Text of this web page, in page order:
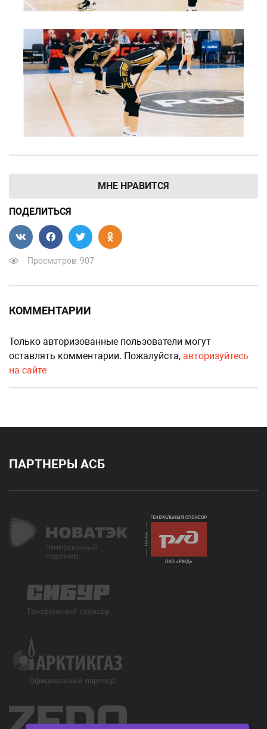
МНЕ НРАВИТСЯ
ПОДЕЛИТЬСЯ
Просмотров: 907
КОММЕНТАРИИ
Только авторизованные пользователи могут
оставлять комментарии. Пожалуйста, авторизуйтесь
на сайте
ПАРТНЕРЫ АСБ